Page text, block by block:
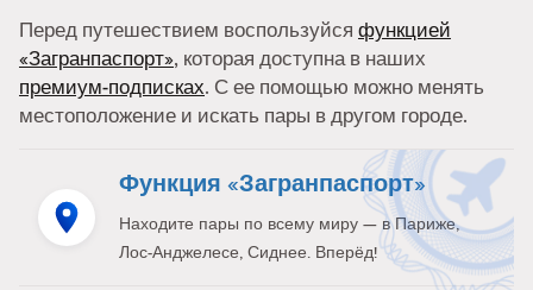
Перед путешествием воспользуйся функцией
«Загранпаспорт», которая доступна в наших
премиум-подписках. С ее помощью можно менять
местоположение и искать пары в другом городе.
Функция «Загранпаспорт»
Находите пары по всему миру — в Париже,
Лос-Анджелесе, Сиднее. Вперёд!